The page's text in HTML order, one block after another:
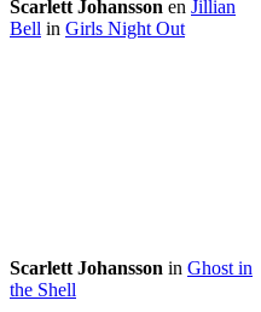
Scarlett Johansson en Jillian
Bell in Girls Night Out
Scarlett Johansson in Ghost in
the Shell